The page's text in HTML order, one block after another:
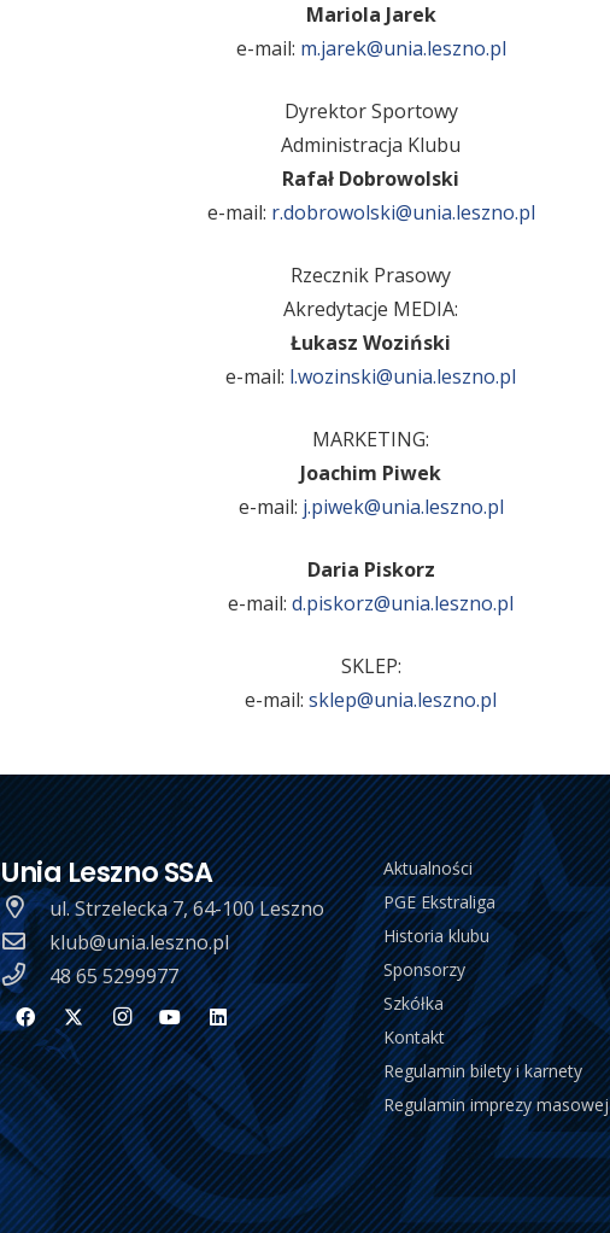
Mariola Jarek
e-mail: m.jarek@unia.leszno.pl
Dyrektor Sportowy
Administracja Klubu
Rafał Dobrowolski
e-mail: r.dobrowolski@unia.leszno.pl
Rzecznik Prasowy
Akredytacje MEDIA:
Łukasz Woziński
e-mail: l.wozinski@unia.leszno.pl
MARKETING:
Joachim Piwek
e-mail: j.piwek@unia.leszno.pl
Daria Piskorz
e-mail:d.piskorz@unia.leszno.pl
SKLEP:
e-mail:sklep@unia.leszno.pl
Unia Leszno SSA
ul. Strzelecka 7, 64-100 Leszno
klub@unia.leszno.pl
48 65 5299977
Aktualności
PGE Ekstraliga
Historia klubu
Sponsorzy
Szkółka
Kontakt
Regulamin bilety i karnety
Regulamin imprezy masowej